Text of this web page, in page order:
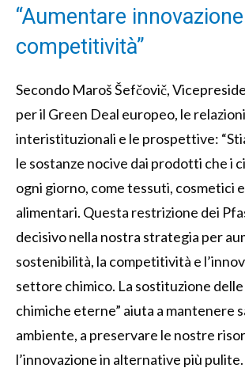
“Aumentare
competitività”
Secondo Maroš Šefčovič,
per il Green Deal europeo, le relazioni
interistituzionali e le prospettive:
le sostanze nocive dai prodotti che i
ogni giorno, come tessuti, cosmetici
alimentari. Questa restrizione dei
decisivo nella nostra strategia per
sostenibilità, la competitività e
settore chimico. La sostituzione delle
chimiche eterne” aiuta a mantenere
ambiente, a preservare le nostre
l’innovazione in alternative più